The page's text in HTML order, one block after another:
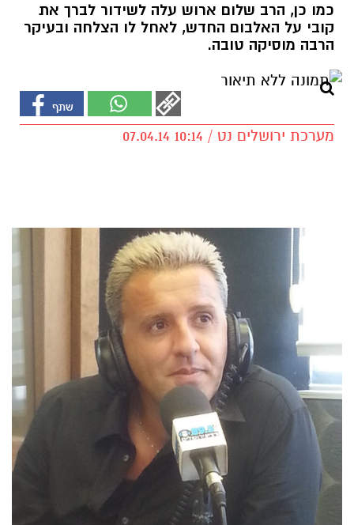
כמו כן, הרב שלום ארוש עלה לשידור לברך את
קובי על האלבום החדש, לאחל לו הצלחה ובעיקר
הרבה מוסיקה טובה.
מערכת ירושלים נט / 10:14 07.04.14